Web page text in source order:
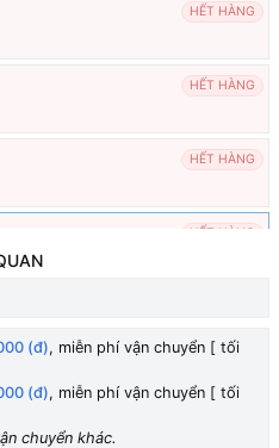
HẾT HÀNG
HẾT HÀNG
HẾT HÀNG
HẾT HÀNG
(đ), miễn phí vận chuyển [ tối
(đ), miễn phí vận chuyển [ tối
chuyển khác.